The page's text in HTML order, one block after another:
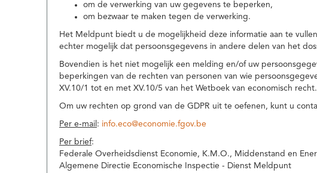
om de verwerking van uw gegevens te beperken,
om bezwaar te maken tegen de verwerking.
Het Meldpunt biedt u de mogelijkheid deze informatie aan te
echter mogelijk dat persoonsgegevens in andere delen van het
Bovendien is het niet mogelijk een melding en/of uw
beperkingen van de rechten van personen van wie
XV.10/1 tot en met XV.10/5 van het Wetboek van economisch recht.
Om uw rechten op grond van de GDPR uit te oefenen, kunt u
Per e-mail : info.eco@economie.fgov.be
Per brief:
Federale Overheidsdienst Economie, K.M.O., Middenstand en
Algemene Directie Economische Inspectie - Dienst Meldpunt